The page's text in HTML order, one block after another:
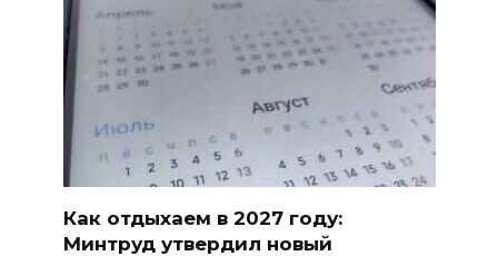
Как отдыхаем в 2027 году:
Минтруд утвердил новый